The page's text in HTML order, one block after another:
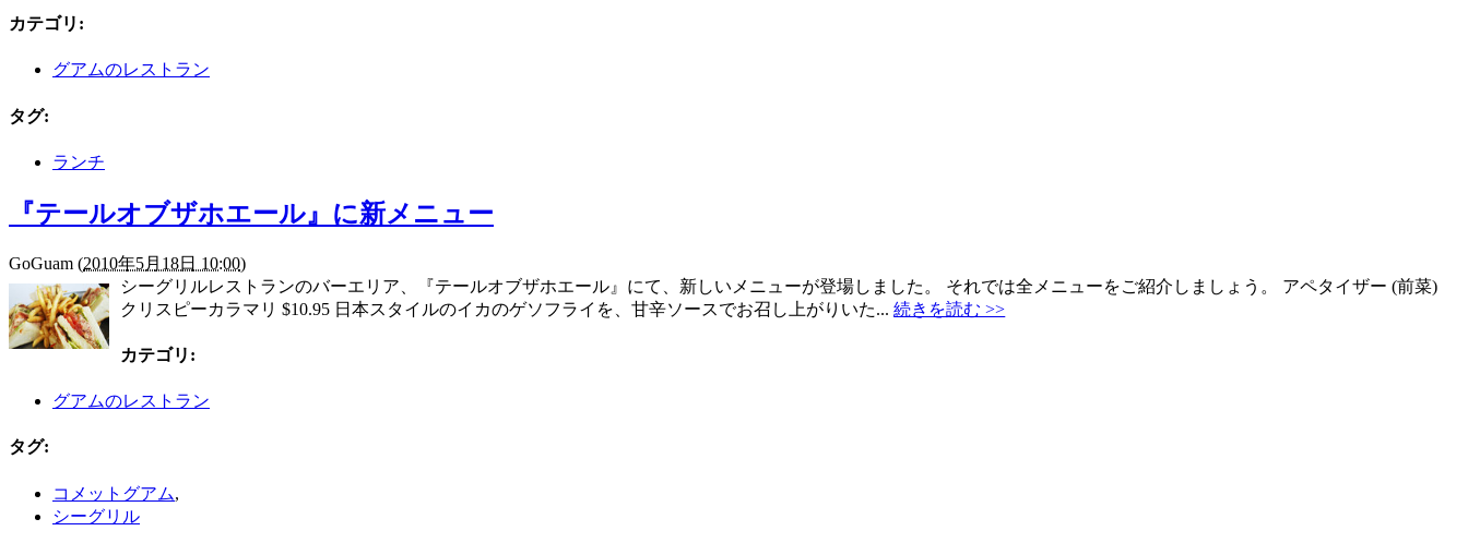
カテゴリ :
グアムのレストラン
タグ:
ランチ
『テールオブザホエール』に新メニュー
GoGuam (2010年5月18日 10:00)
シーグリルレストランのバーエリア、『テールオブザホエール』にて、新しいメニューが登場しました。 それでは全メニューをご紹介しましょう。 アペタイザー (前菜)
クリスピーカラマリ $10.95 日本スタイルのイカのゲソフライを、甘辛ソースでお召し上がりいた...続きを読む >>
カテゴリ :
グアムのレストラン
タグ:
コメットグアム,
シーグリル